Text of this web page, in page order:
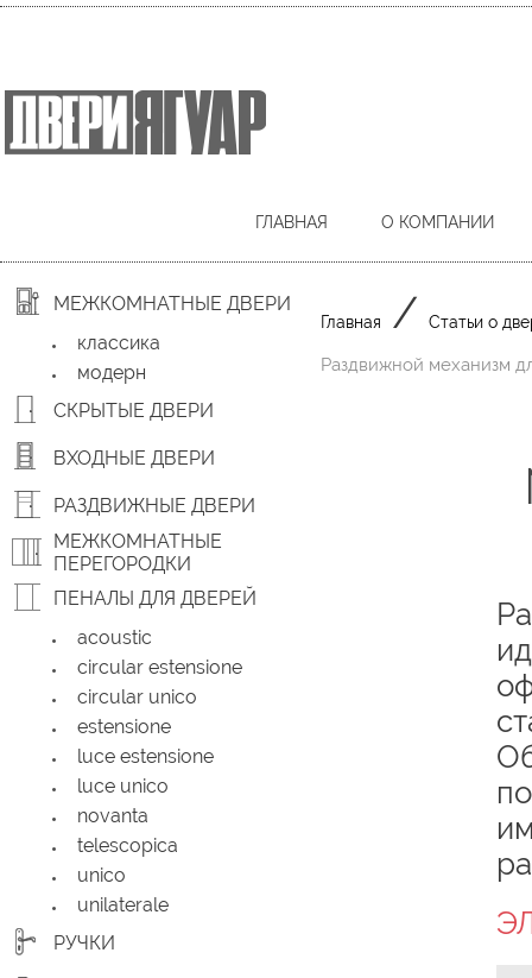
ГЛАВНАЯ О КОМПАНИИ
МЕЖКОМНАТНЫЕ ДВЕРИ
классика
модерн
СКРЫТЫЕ ДВЕРИ
ВХОДНЫЕ ДВЕРИ
РАЗДВИЖНЫЕ ДВЕРИ
МЕЖКОМНАТНЫЕ
ПЕРЕГОРОДКИ
ПЕНАЛЫ ДЛЯ ДВЕРЕЙ
acoustic
circular estensione
circular unico
estensione
luce estensione
luce unico
novanta
telescopica
unico
unilaterale
РУЧКИ
Главная / Статьи о
Раздвижной механизм